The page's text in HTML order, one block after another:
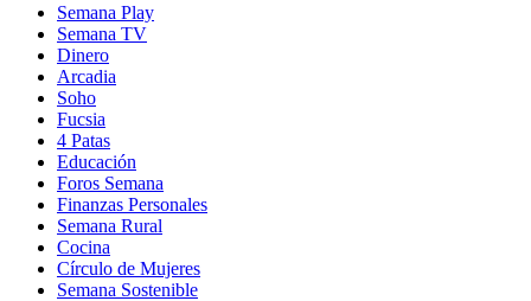
Semana Play
Semana TV
Dinero
Arcadia
Soho
in
new
window
Fucsia
in
new
window
4 Patas
Educación
Foros Semana
Finanzas Personales
Semana Rural
Cocina
Círculo de Mujeres
Semana Sostenible